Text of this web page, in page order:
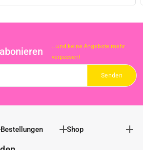
...und keine Angebote mehr
verpassen!
Bestellungen Shop